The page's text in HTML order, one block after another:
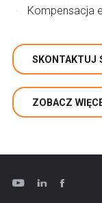
Kompensacja
SKONTAKTUJ
ZOBACZ